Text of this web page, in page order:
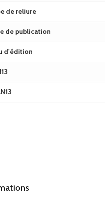
de reliure
de publication
d'édition